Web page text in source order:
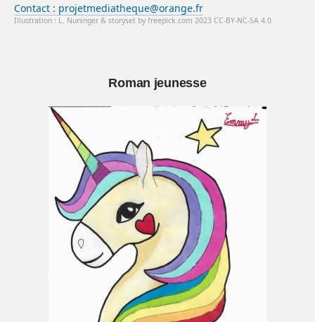
Contact : projetmediatheque@orange.fr
Illustration : L. Nuninger & storyset by freepick.com 2023 CC-BY-NC-SA 4.0
Roman jeunesse